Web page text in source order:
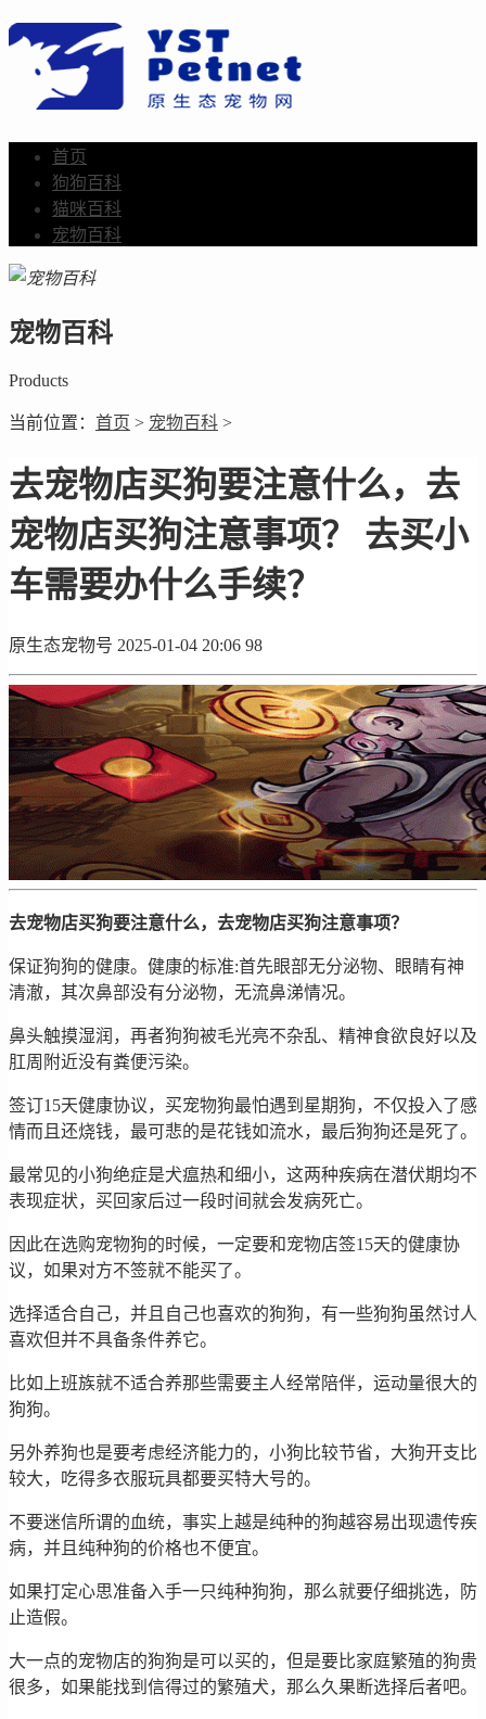
首页
狗狗百科
猫咪百科
宠物百科
宠物百科
Products
当前位置： 首页 > 宠物百科 >
去宠物店买狗要注意什么，去
宠物店买狗注意事项？ 去买小
车需要办什么手续？
原生态宠物号 2025-01-04 20:06 98
去宠物店买狗要注意什么，去宠物店买狗注意事项？
保证狗狗的健康。健康的标准:首先眼部无分泌物、眼睛有神
清澈，其次鼻部没有分泌物，无流鼻涕情况。
鼻头触摸湿润，再者狗狗被毛光亮不杂乱、精神食欲良好以及
肛周附近没有粪便污染。
签订15天健康协议，买宠物狗最怕遇到星期狗，不仅投入了感
情而且还烧钱，最可悲的是花钱如流水，最后狗狗还是死了。
最常见的小狗绝症是犬瘟热和细小，这两种疾病在潜伏期均不
表现症状，买回家后过一段时间就会发病死亡。
因此在选购宠物狗的时候，一定要和宠物店签15天的健康协
议，如果对方不签就不能买了。
选择适合自己，并且自己也喜欢的狗狗，有一些狗狗虽然讨人
喜欢但并不具备条件养它。
比如上班族就不适合养那些需要主人经常陪伴，运动量很大的
狗狗。
另外养狗也是要考虑经济能力的，小狗比较节省，大狗开支比
较大，吃得多衣服玩具都要买特大号的。
不要迷信所谓的血统，事实上越是纯种的狗越容易出现遗传疾
病，并且纯种狗的价格也不便宜。
如果打定心思准备入手一只纯种狗狗，那么就要仔细挑选，防
止造假。
大一点的宠物店的狗狗是可以买的，但是要比家庭繁殖的狗贵
很多，如果能找到信得过的繁殖犬，那么久果断选择后者吧。